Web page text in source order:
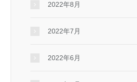
2022年8月
2022年7月
2022年6月